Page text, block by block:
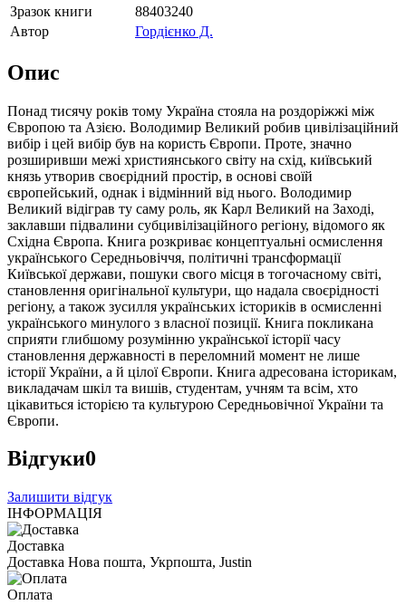
Зразок книги
88403240
Автор
Гордієнко Д.
Опис
Понад тисячу років тому Україна стояла на роздоріжжі між
Європою та Азією. Володимир Великий робив цивілізаційний
вибір і цей вибір був на користь Європи. Проте, значно
розширивши межі християнського світу на схід, київський
князь утворив своєрідний простір, в основі своїй
європейський, однак і відмінний від нього. Володимир
Великий відіграв ту саму роль, як Карл Великий на Заході,
заклавши підвалини субцивілізаційного регіону, відомого як
Східна Європа. Книга розкриває концептуальні осмислення
українського Середньовіччя, політичні трансформації
Київської держави, пошуки свого місця в тогочасному світі,
становлення оригінальної культури, що надала своєрідності
регіону, а також зусилля українських істориків в осмисленні
українського минулого з власної позиції. Книга покликана
сприяти глибшому розумінню української історії часу
становлення державності в переломний момент не лише
історії України, а й цілої Європи. Книга адресована історикам,
викладачам шкіл та вишів, студентам, учням та всім, хто
цікавиться історією та культурою Середньовічної України та
Європи.
Відгуки0
Залишити відгук
ІНФОРМАЦІЯ
Доставка
Доставка Нова пошта, Укрпошта, Justin
Оплата